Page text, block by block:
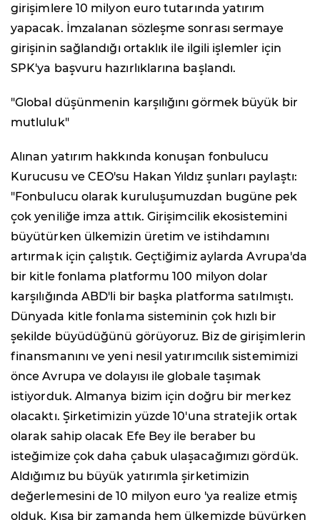
girişimlere 10 milyon euro tutarında yatırım
yapacak. İmzalanan sözleşme sonrası sermaye
girişinin sağlandığı ortaklık ile ilgili işlemler için
SPK'ya başvuru hazırlıklarına başlandı.
"Global düşünmenin karşılığını görmek büyük bir
mutluluk"
Alınan yatırım hakkında konuşan fonbulucu
Kurucusu ve CEO'su Hakan Yıldız şunları paylaştı:
"Fonbulucu olarak kuruluşumuzdan bugüne pek
çok yeniliğe imza attık. Girişimcilik ekosistemini
büyütürken ülkemizin üretim ve istihdamını
artırmak için çalıştık. Geçtiğimiz aylarda Avrupa'da
bir kitle fonlama platformu 100 milyon dolar
karşılığında ABD'li bir başka platforma satılmıştı.
Dünyada kitle fonlama sisteminin çok hızlı bir
şekilde büyüdüğünü görüyoruz. Biz de girişimlerin
finansmanını ve yeni nesil yatırımcılık sistemimizi
önce Avrupa ve dolayısı ile globale taşımak
istiyorduk. Almanya bizim için doğru bir merkez
olacaktı. Şirketimizin yüzde 10'una stratejik ortak
olarak sahip olacak Efe Bey ile beraber bu
isteğimize çok daha çabuk ulaşacağımızı gördük.
Aldığımız bu büyük yatırımla şirketimizin
değerlemesini de 10 milyon euro 'ya realize etmiş
olduk. Kısa bir zamanda hem ülkemizde büyürken